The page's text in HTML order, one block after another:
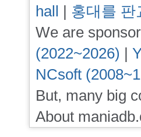
hall | 홍대를 판
We are
(2022~2026) |
NCsoft
But, many big
About